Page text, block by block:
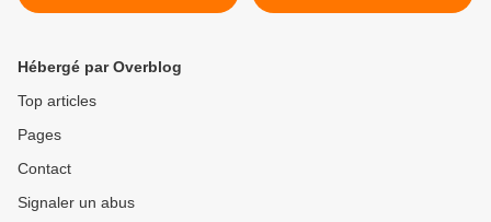
Hébergé par Overblog
Top articles
Pages
Contact
Signaler un abus